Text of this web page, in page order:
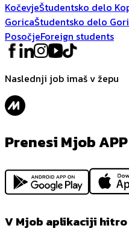
KočevjeŠtudentsko delo
GoricaŠtudentsko delo
PosočjeForeign students
Naslednji job imaš v žepu
Prenesi Mjob APP
V Mjob aplikaciji